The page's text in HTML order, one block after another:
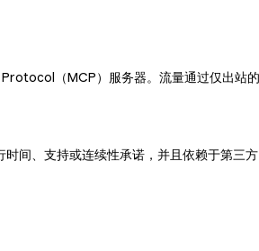
（MCP）服务器。流量通过仅出站
间、支持或连续性承诺，并且依赖于第